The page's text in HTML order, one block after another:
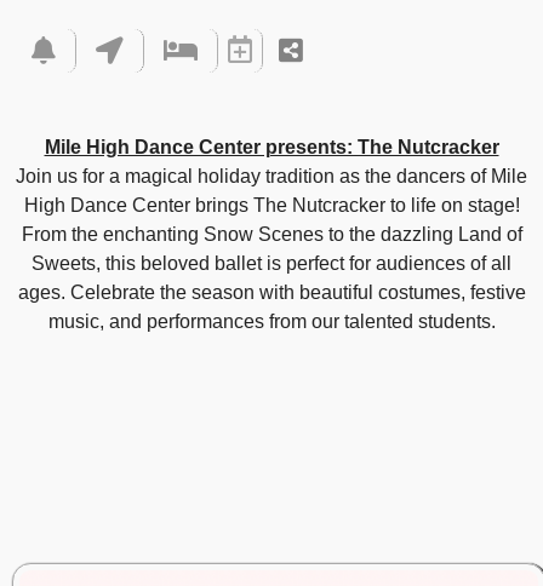
Mile High Dance Center presents: The Nutcracker
Join us for a magical holiday tradition as the dancers of Mile
High Dance Center brings The Nutcracker to life on stage!
From the enchanting Snow Scenes to the dazzling Land of
Sweets, this beloved ballet is perfect for audiences of all
ages. Celebrate the season with beautiful costumes, festive
music, and performances from our talented students.